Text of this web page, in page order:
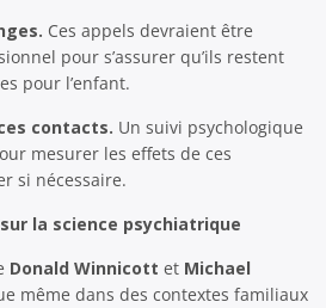
Ces appels devraient être
pour s’assurer qu’ils restent
pour l’enfant.
contacts. Un suivi psychologique
mesurer les effets de ces
si nécessaire.
la science psychiatrique
Donald Winnicott et Michael
même dans des contextes familiaux